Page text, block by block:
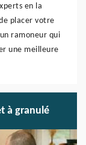
en la
placer votre
ramoneur qui
une meilleure
à granulé